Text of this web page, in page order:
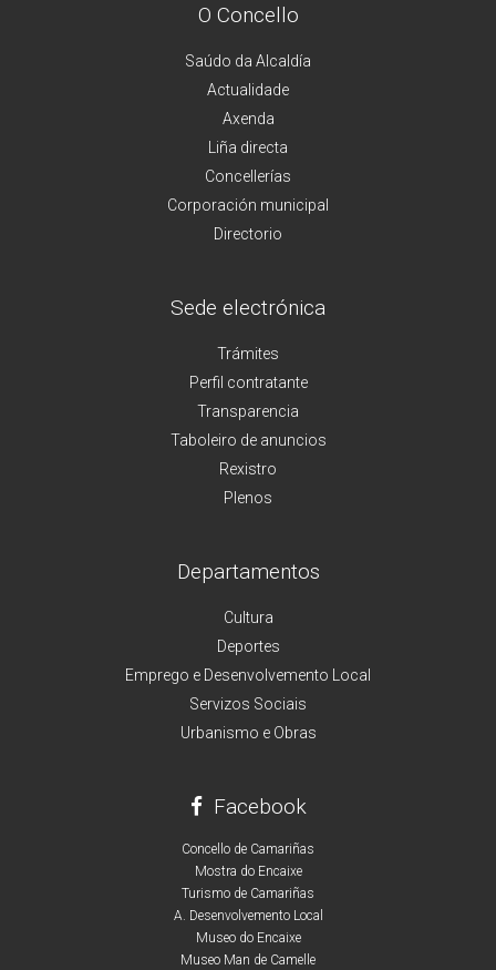
O Concello
Saúdo da Alcaldía
Actualidade
Axenda
Liña directa
Concellerías
Corporación municipal
Directorio
Sede electrónica
Trámites
Perfil contratante
Transparencia
Taboleiro de anuncios
Rexistro
Plenos
Departamentos
Cultura
Deportes
Emprego e Desenvolvemento Local
Servizos Sociais
Urbanismo e Obras
Facebook
Concello de Camariñas
Mostra do Encaixe
Turismo de Camariñas
A. Desenvolvemento Local
Museo do Encaixe
Museo Man de Camelle